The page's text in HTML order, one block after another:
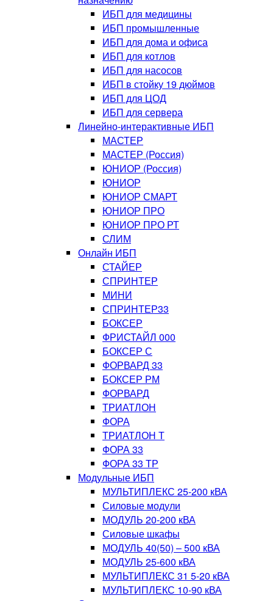
ИБП для медицины
ИБП промышленные
ИБП для дома и офиса
ИБП для котлов
ИБП для насосов
ИБП в стойку 19 дюймов
ИБП для ЦОД
ИБП для сервера
Линейно-интерактивные ИБП
МАСТЕР
МАСТЕР (Россия)
ЮНИОР (Россия)
ЮНИОР
ЮНИОР СМАРТ
ЮНИОР ПРО
ЮНИОР ПРО РТ
СЛИМ
Онлайн ИБП
СТАЙЕР
СПРИНТЕР
МИНИ
СПРИНТЕР33
БОКСЕР
ФРИСТАЙЛ 000
БОКСЕР С
ФОРВАРД 33
БОКСЕР РМ
ФОРВАРД
ТРИАТЛОН
ФОРА
ТРИАТЛОН Т
ФОРА 33
ФОРА 33 ТР
Модульные ИБП
МУЛЬТИПЛЕКС 25-200 кВА
Силовые модули
МОДУЛЬ 20-200 кВА
Силовые шкафы
МОДУЛЬ 40(50) – 500 кВА
МОДУЛЬ 25-600 кВА
МУЛЬТИПЛЕКС 31 5-20 кВА
МУЛЬТИПЛЕКС 10-90 кВА